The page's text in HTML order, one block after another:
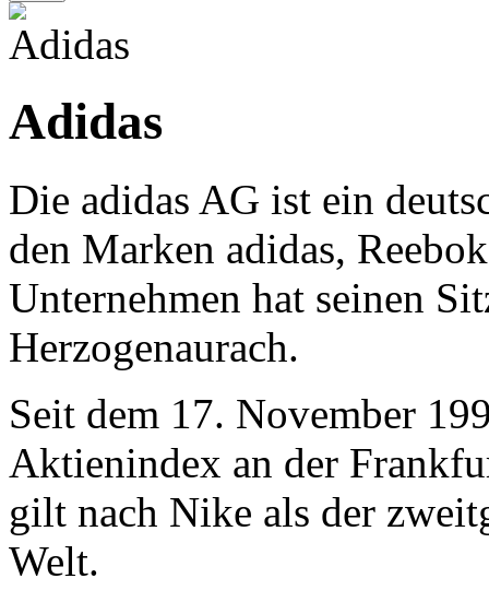
Adidas
Die adidas AG ist ein
den Marken adidas,
Unternehmen hat seinen
Herzogenaurach.
Seit dem 17. November
Aktienindex an der
gilt nach Nike als der
Welt.